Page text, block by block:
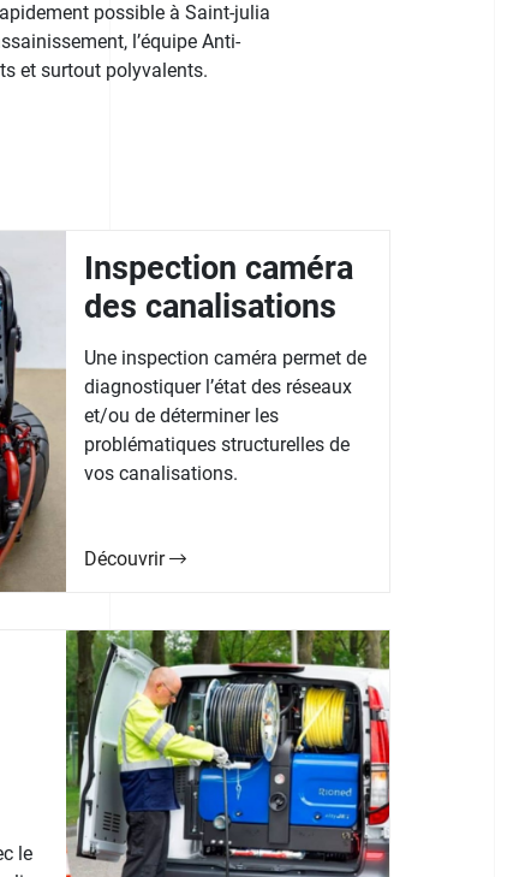
possible à Saint-julia
l’équipe Anti-
et surtout polyvalents.
Inspection caméra
des canalisations
Une inspection caméra permet de
diagnostiquer l’état des réseaux
et/ou de déterminer les
problématiques structurelles de
vos canalisations.
Découvrir
le